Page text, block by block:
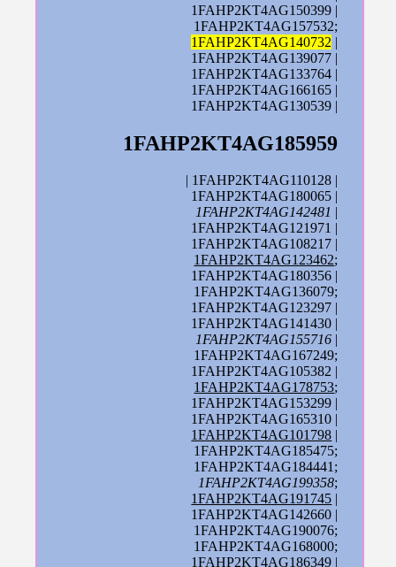
1FAHP2KT4AG150399 |
1FAHP2KT4AG157532;
1FAHP2KT4AG140732 |
1FAHP2KT4AG139077 |
1FAHP2KT4AG133764 |
1FAHP2KT4AG166165 |
1FAHP2KT4AG130539 |
1FAHP2KT4AG185959
| 1FAHP2KT4AG110128 |
1FAHP2KT4AG180065 |
1FAHP2KT4AG142481 |
1FAHP2KT4AG121971 |
1FAHP2KT4AG108217 |
1FAHP2KT4AG123462;
1FAHP2KT4AG180356 |
1FAHP2KT4AG136079;
1FAHP2KT4AG123297 |
1FAHP2KT4AG141430 |
1FAHP2KT4AG155716 |
1FAHP2KT4AG167249;
1FAHP2KT4AG105382 |
1FAHP2KT4AG178753;
1FAHP2KT4AG153299 |
1FAHP2KT4AG165310 |
1FAHP2KT4AG101798 |
1FAHP2KT4AG185475;
1FAHP2KT4AG184441;
1FAHP2KT4AG199358;
1FAHP2KT4AG191745 |
1FAHP2KT4AG142660 |
1FAHP2KT4AG190076;
1FAHP2KT4AG168000;
1FAHP2KT4AG186349 |